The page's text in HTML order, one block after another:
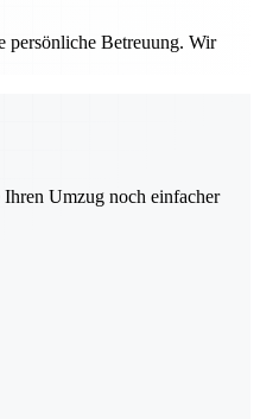
persönliche Betreuung. Wir
Umzug noch einfacher